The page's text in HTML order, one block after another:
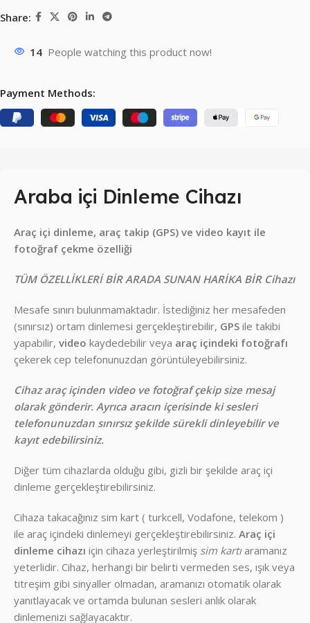
Share:
14 People watching this product now!
Payment Methods:
Araba içi Dinleme Cihazı
Araç içi dinleme, araç takip (GPS) ve video kayıt ile
fotoğraf çekme özelliği
TÜM ÖZELLİKLERİ BİR ARADA SUNAN HARİKA BİR Cihazı
Mesafe sınırı bulunmamaktadır. İstediğiniz her mesafeden
(sınırsız) ortam dinlemesi gerçekleştirebilir, GPS ile takibi
yapabilir, video kaydedebilir veya araç içindeki fotoğrafı
çekerek cep telefonunuzdan görüntüleyebilirsiniz.
Cihaz araç içinden video ve fotoğraf çekip size mesaj
olarak gönderir. Ayrıca aracın içerisinde ki sesleri
telefonunuzdan sınırsız şekilde sürekli dinleyebilir ve
kayıt edebilirsiniz.
Diğer tüm cihazlarda olduğu gibi, gizli bir şekilde araç içi
dinleme gerçekleştirebilirsiniz.
Cihaza takacağınız sim kart ( turkcell, Vodafone, telekom )
ile araç içindeki dinlemeyi gerçekleştirebilirsiniz. Araç içi
dinleme cihazı için cihaza yerleştirilmiş sim kartıaramanız
yeterlidir. Cihaz, herhangi bir belirti vermeden ses, ışık veya
titreşim gibi sinyaller olmadan, aramanızı otomatik olarak
yanıtlayacak ve ortamda bulunan sesleri anlık olarak
dinlemenizi sağlayacaktır.